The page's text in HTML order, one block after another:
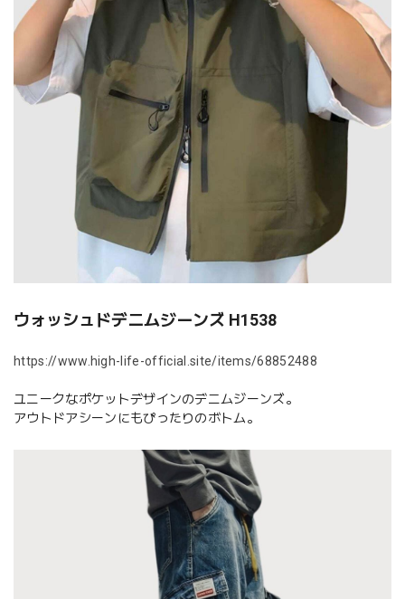
ウォッシュドデニムジーンズ H1538
https://www.high-life-official.site/items/68852488
ユニークなポケットデザインのデニムジーンズ。
アウトドアシーンにもぴったりのボトム。